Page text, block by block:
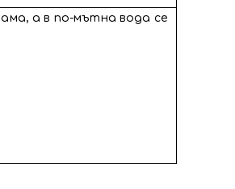
а в по-мътна вода се